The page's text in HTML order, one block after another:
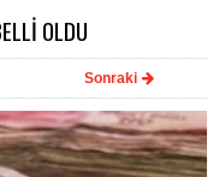
OLDU
Sonraki